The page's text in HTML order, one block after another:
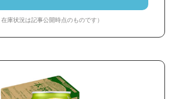
在庫状況は記事公開時点のものです）